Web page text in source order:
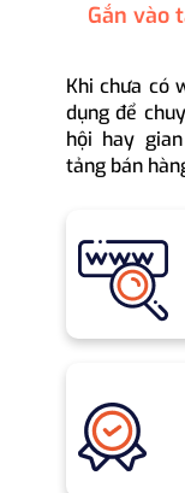
Gắn vào
Khi chưa có
dụng để
hội hay
tảng bán